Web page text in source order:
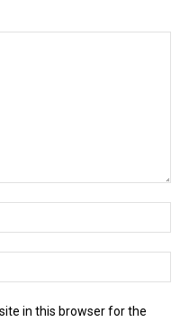
in this browser for the